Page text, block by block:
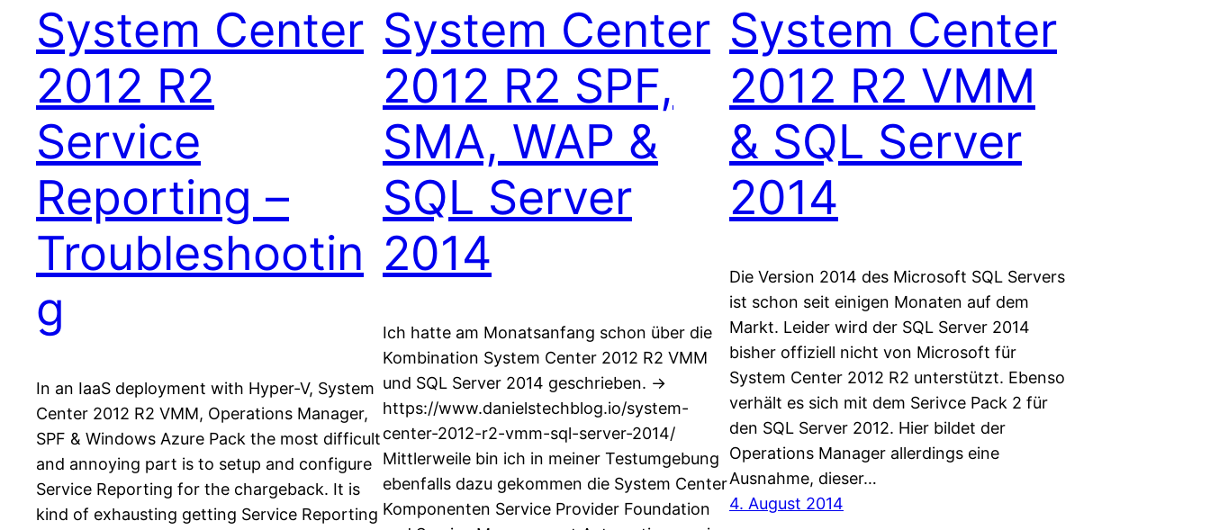
System Center
2012 R2
Service
Reporting –
Troubleshootin
g
In an IaaS deployment with Hyper-V, System
Center 2012 R2 VMM, Operations Manager,
SPF & Windows Azure Pack the most difficult
and annoying part is to setup and configure
Service Reporting for the chargeback. It is
kind of exhausting getting Service Reporting
System Center
2012 R2 SPF,
SMA, WAP &
SQL Server
2014
Ich hatte am Monatsanfang schon über die
Kombination System Center 2012 R2 VMM
und SQL Server 2014 geschrieben. ->
https://www.danielstechblog.io/system-
center-2012-r2-vmm-sql-server-2014/
Mittlerweile bin ich in meiner Testumgebung
ebenfalls dazu gekommen die System Center
Komponenten Service Provider Foundation
System Center
2012 R2 VMM
& SQL Server
2014
Die Version 2014 des Microsoft SQL Servers
ist schon seit einigen Monaten auf dem
Markt. Leider wird der SQL Server 2014
bisher offiziell nicht von Microsoft für
System Center 2012 R2 unterstützt. Ebenso
verhält es sich mit dem Serivce Pack 2 für
den SQL Server 2012. Hier bildet der
Operations Manager allerdings eine
Ausnahme, dieser…
4. August 2014